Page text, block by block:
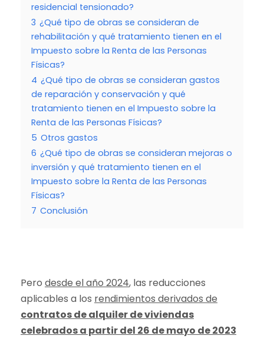
residencial tensionado?
3 ¿Qué tipo de obras se consideran de
rehabilitación y qué tratamiento tienen en el
Impuesto sobre la Renta de las Personas
Físicas?
4 ¿Qué tipo de obras se consideran gastos
de reparación y conservación y qué
tratamiento tienen en el Impuesto sobre la
Renta de las Personas Físicas?
5 Otros gastos
6 ¿Qué tipo de obras se consideran mejoras o
inversión y qué tratamiento tienen en el
Impuesto sobre la Renta de las Personas
Físicas?
7 Conclusión
Pero desde el año 2024, las reducciones
aplicables a los rendimientos derivados de
contratos de alquiler de viviendas
celebrados a partir del 26 de mayo de 2023